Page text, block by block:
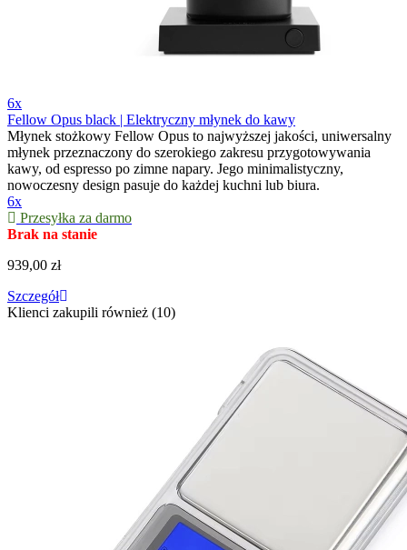
6x
Fellow Opus black | Elektryczny młynek do kawy
Młynek stożkowy Fellow Opus to najwyższej jakości, uniwersalny
młynek przeznaczony do szerokiego zakresu przygotowywania
kawy, od espresso po zimne napary. Jego minimalistyczny,
nowoczesny design pasuje do każdej kuchni lub biura.
6x
Przesyłka za darmo
Brak na stanie
939,00 zł
Szczegół
Klienci zakupili również (10)